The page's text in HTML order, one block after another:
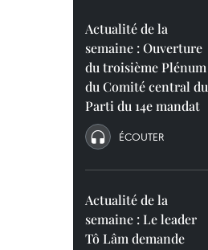
Actualité de la
semaine : Ouverture
du troisième Plénum
du Comité central du
Parti du 14e mandat
ÉCOUTER
Actualité de la
semaine : Le leader
Tô Lâm demande